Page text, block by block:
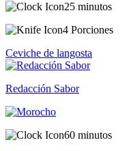
25 minutos
4 Porciones
Ceviche de langosta
Redacción Sabor
60 minutos